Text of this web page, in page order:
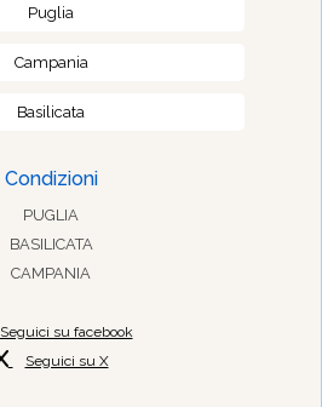
Puglia
Campania
Basilicata
Condizioni
PUGLIA
BASILICATA
CAMPANIA
Seguici su facebook
Seguici su X